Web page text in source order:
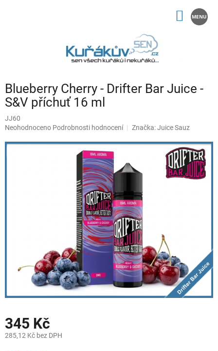
KOŠÍK
Blueberry Cherry - Drifter Bar Juice -
S&V příchuť 16 ml
JJ60
Průměrné
produktu
je
Neohodnoceno Podrobnosti hodnocení Značka:Juice Sauz
345 Kč
285,12 Kč bez DPH